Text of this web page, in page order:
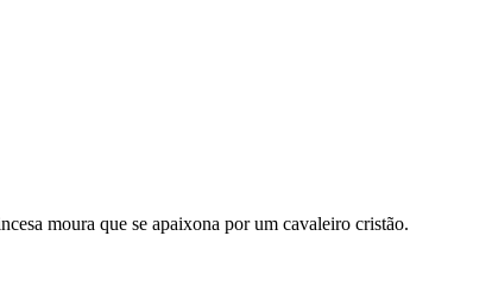
moura que se apaixona por um cavaleiro cristão.